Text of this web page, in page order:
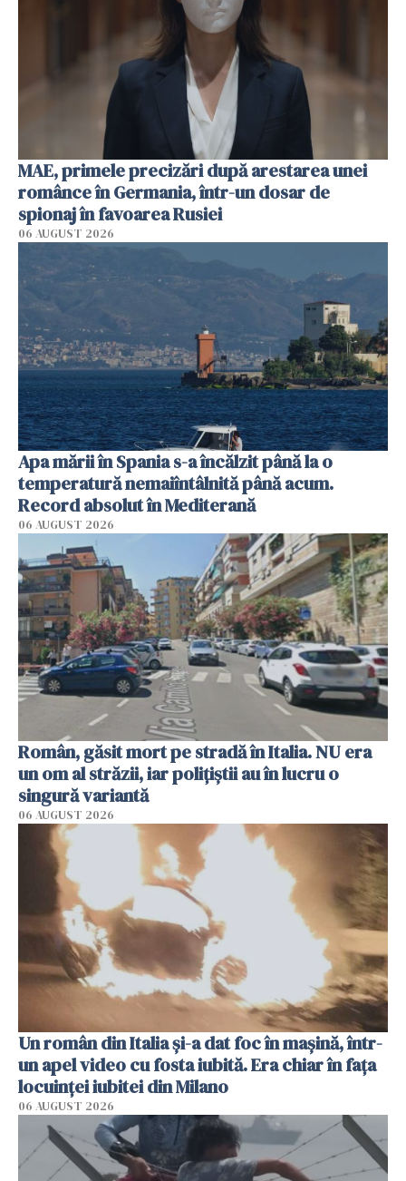
MAE, primele precizări după arestarea unei
românce în Germania, într-un dosar de
spionaj în favoarea Rusiei
06 AUGUST 2026
Apa mării în Spania s-a încălzit până la o
temperatură nemaiîntâlnită până acum.
Record absolut în Mediterană
06 AUGUST 2026
Român, găsit mort pe stradă în Italia. NU era
un om al străzii, iar polițiștii au în lucru o
singură variantă
06 AUGUST 2026
Un român din Italia și-a dat foc în mașină, într-
un apel video cu fosta iubită. Era chiar în fața
locuinței iubitei din Milano
06 AUGUST 2026